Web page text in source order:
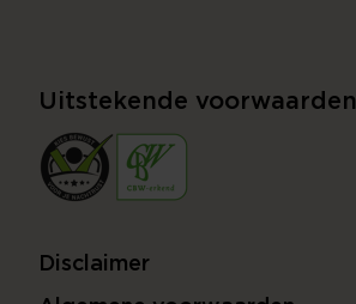
Uitstekende voorwaarden
Disclaimer